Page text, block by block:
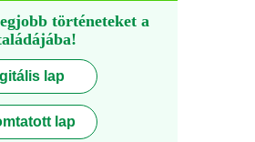
történeteket a
lap
lap